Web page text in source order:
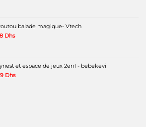
149 Dhs.
balade magique- Vtech
Dhs.
DhsLe
398 Dhs.
et espace de jeux 2en1 - bebekevi
DhsLe